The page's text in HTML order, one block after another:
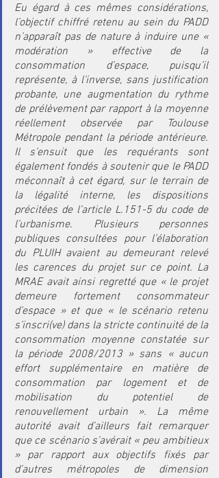
Eu égard à ces mêmes considérations,
l’objectif chiffré retenu au sein du PADD
n’apparaît pas de nature à induire une «
modération » effective de la
consommation d’espace, puisqu’il
représente, à l’inverse, sans justification
probante, une augmentation du rythme
de prélèvement par rapport à la moyenne
réellement observée par Toulouse
Métropole pendant la période antérieure.
Il s’ensuit que les requérants sont
également fondés à soutenir que le PADD
méconnaît à cet égard, sur le terrain de
la légalité interne, les dispositions
précitées de l’article L.151-5 du code de
l’urbanisme. Plusieurs personnes
publiques consultées pour l’élaboration
du PLUIH avaient au demeurant relevé
les carences du projet sur ce point. La
MRAE avait ainsi regretté que « le projet
demeure fortement consommateur
d’espace » et que « le scénario retenu
s’inscri(ve) dans la stricte continuité de la
consommation moyenne constatée sur
la période 2008/2013 » sans « aucun
effort supplémentaire en matière de
consommation par logement et de
mobilisation du potentiel de
renouvellement urbain ». La même
autorité avait d’ailleurs fait remarquer
que ce scénario s’avérait « peu ambitieux
» par rapport aux objectifs fixés par
d’autres métropoles de dimension